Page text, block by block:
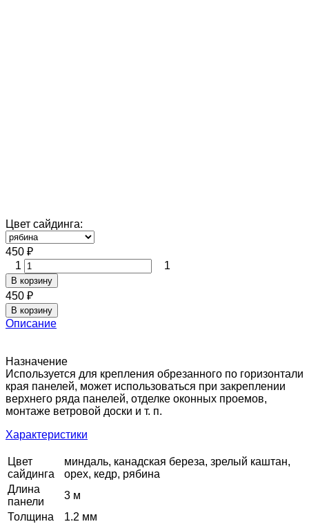
Цвет сайдинга:
450 ₽
1
1
В корзину
450 ₽
В корзину
Описание
Назначение
Используется для крепления обрезанного по горизонтали
края панелей, может использоваться при закреплении
верхнего ряда панелей, отделке оконных проемов,
монтаже ветровой доски и т. п.
Характеристики
Цвет
сайдинга
миндаль, канадская береза, зрелый каштан,
орех, кедр, рябина
Длина
панели
3 м
Толщина
1.2 мм